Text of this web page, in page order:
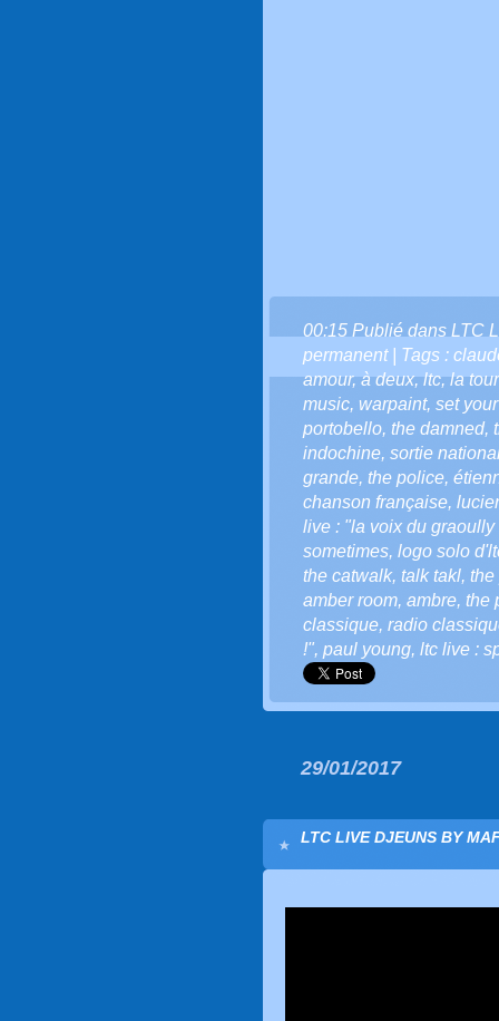
00:15 Publié dans LTC
permanent| Tags :
amour,à deux,ltc,la
music, warpaint, set
portobello, the damned,
indochine, sortie
grande, the police,
chanson française,
live : "la voix du
sometimes, logo solo
the catwalk, talk takl, the
amber room, ambre, the
classique, radio
!", paul young, ltc live :
29/01/2017
LTC LIVE DJEUNS BY